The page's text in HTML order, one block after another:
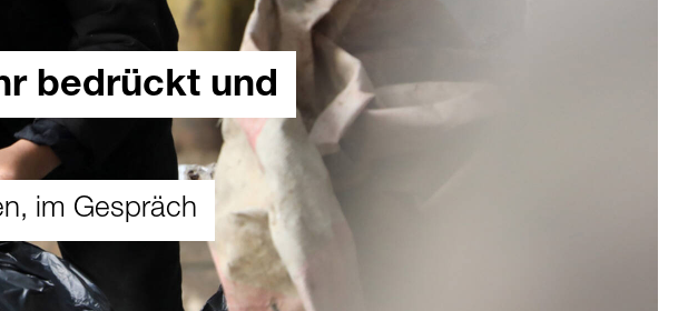
bedrückt und
im Gespräch